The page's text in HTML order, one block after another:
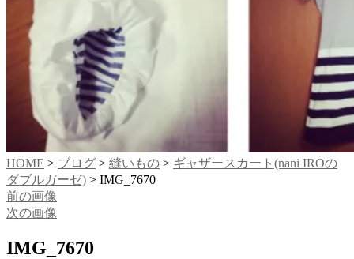
HOME > ブログ > 縫いもの > ギャザースカート(nani IROの
ダブルガーゼ) > IMG_7670
前の画像
次の画像
IMG_7670